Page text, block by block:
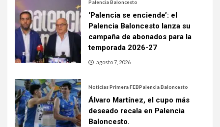
Palencia Baloncesto
‘Palencia se enciende’: el
Palencia Baloncesto lanza su
campaña de abonados para la
temporada 2026-27
agosto 7, 2026
Noticias Primera FEBPalencia Baloncesto
Álvaro Martínez, el cupo más
deseado recala en Palencia
Baloncesto.